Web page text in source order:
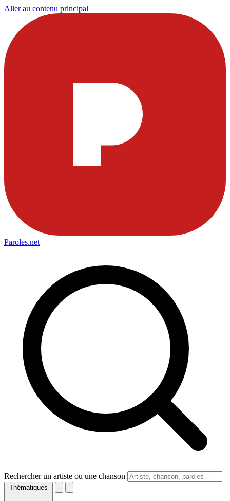
Aller au contenu principal
Paroles.net
Rechercher un artiste ou une chanson
Thématiques